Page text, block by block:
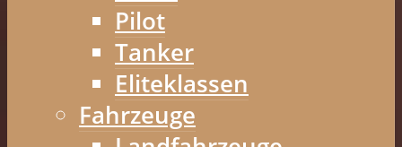
Pilot
Tanker
Eliteklassen
Fahrzeuge